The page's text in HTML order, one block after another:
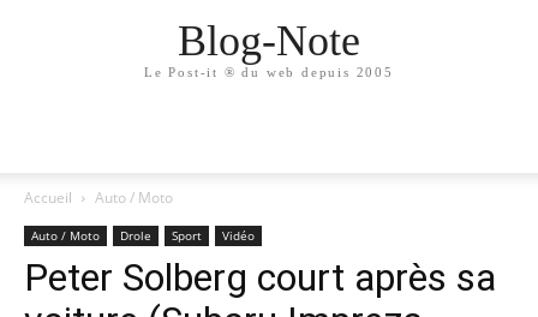
Blog-Note
Le Post-it ® du web depuis 2005
Accueil Auto / Moto
Auto / Moto Drole Sport Vidéo
Peter Solberg court après sa